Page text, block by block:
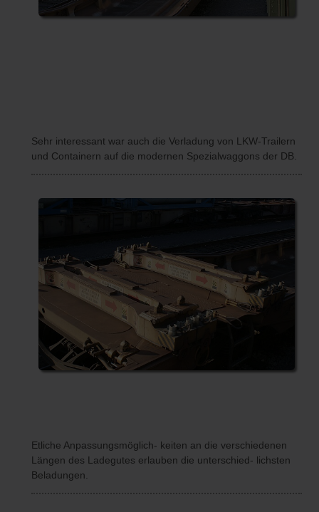
Sehr interessant war auch die Verladung von LKW-Trailern
und Containern auf die modernen Spezialwaggons der DB.
Etliche Anpassungsmöglich- keiten an die verschiedenen
Längen des Ladegutes erlauben die unterschied- lichsten
Beladungen.